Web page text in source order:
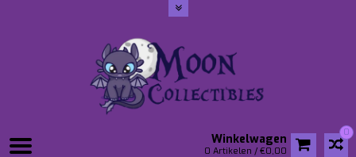
0
Winkelwagen
0 Artikelen / €0,00